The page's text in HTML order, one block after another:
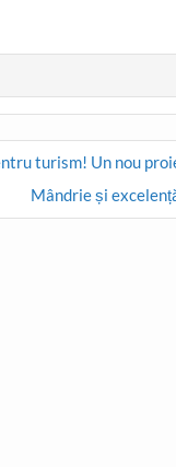
turism! Un nou
Mândrie și